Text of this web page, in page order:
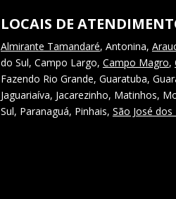
LOCAIS DE
Almirante Tamandaré, Antonina,
do Sul, Campo Largo, Campo Magro,
Fazendo Rio Grande, Guaratuba,
Jaguariaíva, Jacarezinho, Matinhos,
Sul, Paranaguá, Pinhais, São José dos